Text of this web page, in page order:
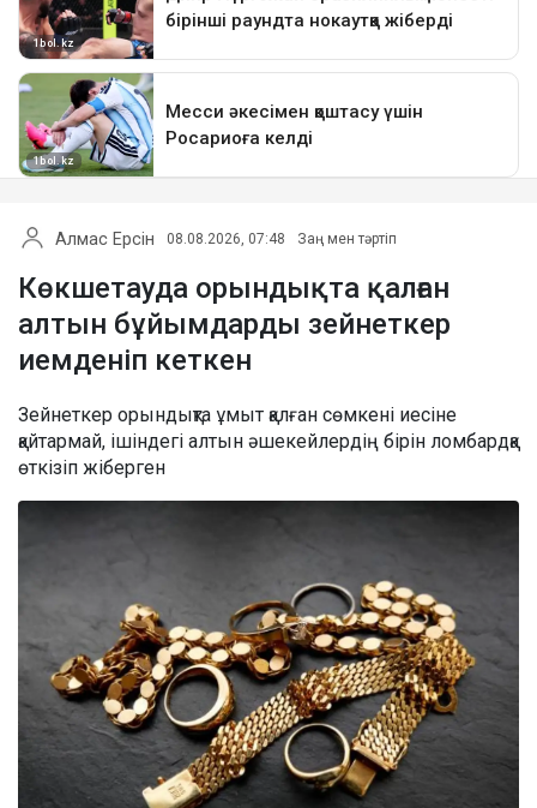
Алмас Ерсін 08.08.2026, 07:48 Заң мен тәртіп
Көкшетауда орындықта қалған
алтын бұйымдарды зейнеткер
иемденіп кеткен
Зейнеткер орындықта ұмыт қалған сөмкені иесіне
қайтармай, ішіндегі алтын әшекейлердің бірін ломбардқа
өткізіп жіберген